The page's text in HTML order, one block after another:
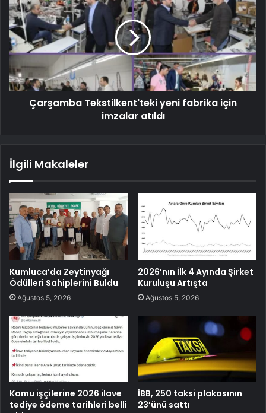
Çarşamba Tekstilkent'teki yeni fabrika için
imzalar atıldı
İlgili Makaleler
Kumluca’da Zeytinyağı
Ödülleri Sahiplerini Buldu
Ağustos 5, 2026
2026’nın İlk 4 Ayında Şirket
Kuruluşu Artışta
Ağustos 5, 2026
Kamu işçilerine 2026 ilave
tediye ödeme tarihleri belli
İBB, 250 taksi plakasının
23’ünü sattı